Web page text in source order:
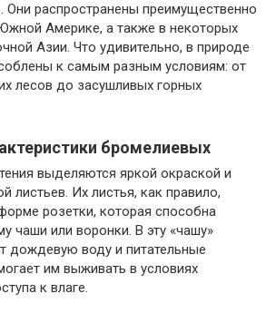
Они распространены преимущественно
Америке, а также в некоторых
Азии. Что удивительно, в природе
к самым разным условиям: от
лесов до засушливых горных
бромелиевых
выделяются яркой окраской и
листьев. Их листья, как правило,
розетки, которая способна
чаши или воронки. В эту «чашу»
дождевую воду и питательные
им выживать в условиях
к влаге.